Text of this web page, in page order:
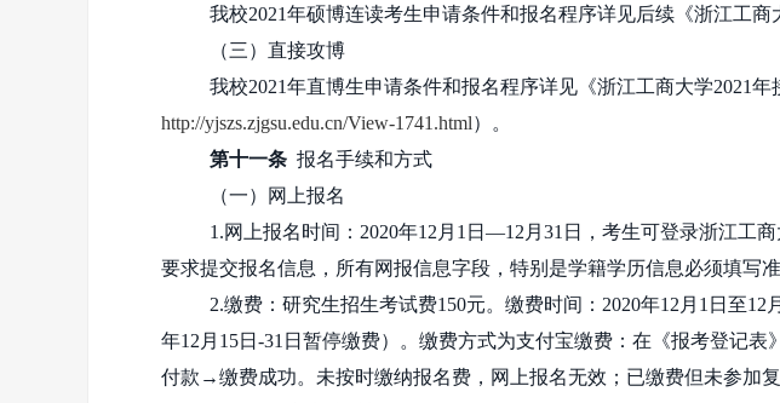
我校2021年硕博连读考生申请条件和报名程序详见后续《浙江工商
（三）直接攻博
我校2021年直博生申请条件和报名程序详见《浙江工商大学2021年
http://yjszs.zjgsu.edu.cn/View-1741.html）。
第十一条报名手续和方式
（一）网上报名
1.网上报名时间：2020年12 月 1 日 —12 月 31 日，考生可登录浙江工
要求提交报名信息，所有网报信息字段，特别是学籍学历信息必须填写准
2.缴费：研究生招生考试费150元。缴费时间： 2020年12 月 1 日至12 月
年12 月 15日 -31 日暂停缴费）。缴费方式为支付宝缴费：在《报考登记
付款→缴费成功。未按时缴纳报名费，网上报名无效；已缴费但未参加